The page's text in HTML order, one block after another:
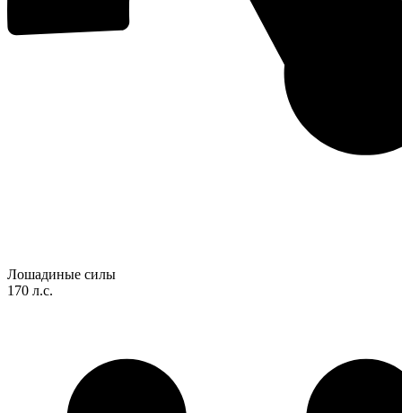
Лошадиные силы
170 л.с.